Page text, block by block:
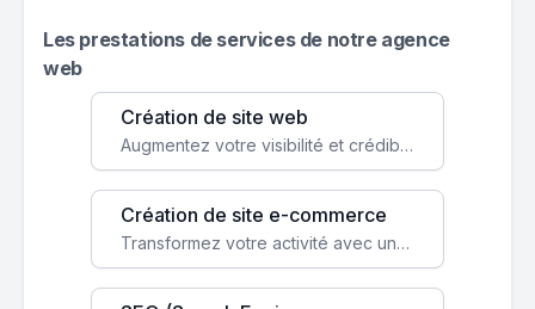
Les prestations de services de notre agence
web
Création de site web
Augmentez votre visibilité et crédibilité en ligne avec un site web performant, conçu pour attirer plus de clients.
Création de site e-commerce
Transformez votre activité avec une boutique en ligne, accessible à l'échelle mondiale 24/7.